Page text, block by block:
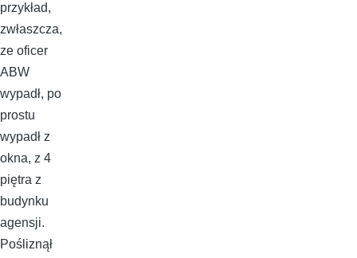
przykład,
zwłaszcza,
ze oficer
ABW
wypadł, po
prostu
wypadł z
okna, z 4
piętra z
budynku
agensji.
Pośliznął